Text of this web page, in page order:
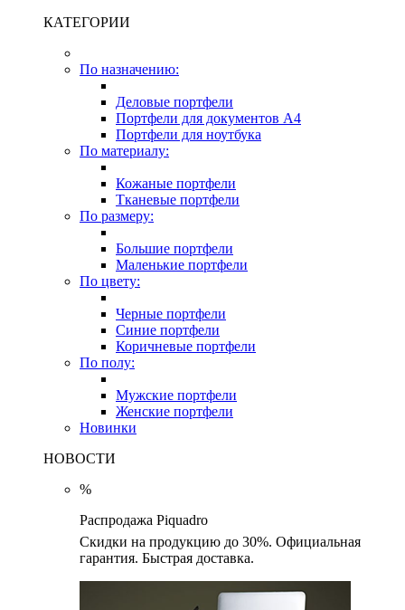
КАТЕГОРИИ
По назначению:
Деловые портфели
Портфели для документов A4
Портфели для ноутбука
По материалу:
Кожаные портфели
Тканевые портфели
По размеру:
Большие портфели
Маленькие портфели
По цвету:
Черные портфели
Синие портфели
Коричневые портфели
По полу:
Мужские портфели
Женские портфели
Новинки
НОВОСТИ
%
Распродажа Piquadro
Скидки на продукцию до 30%. Официальная
гарантия. Быстрая доставка.